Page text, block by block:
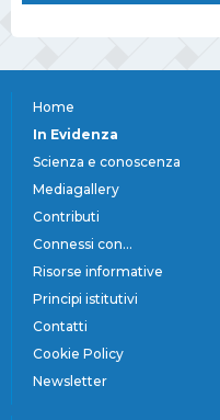
Home
In Evidenza
Scienza e conoscenza
Mediagallery
Contributi
Connessi con...
Risorse informative
Principi istitutivi
Contatti
Cookie Policy
Newsletter